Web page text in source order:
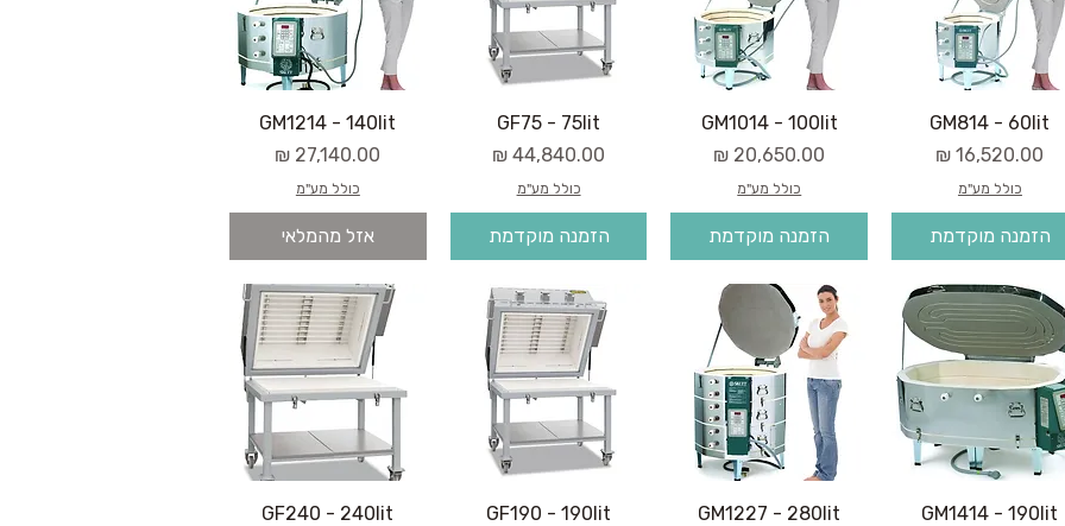
GM814 - 60lit
מחיר
כולל מע"מ
הזמנה מוקדמת
GM1014 - 100lit
מחיר
כולל מע"מ
הזמנה מוקדמת
GF75 - 75lit
מחיר
כולל מע"מ
הזמנה מוקדמת
GM1214 - 140lit
מחיר
כולל מע"מ
אזל מהמלאי
GM1414 - 190lit
GM1227 - 280lit
GF190 - 190lit
GF240 - 240lit